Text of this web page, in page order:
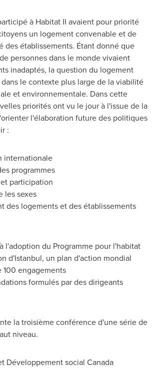
à Habitat II avaient pour priorité
un logement convenable et de
des établissements. Étant donné que
personnes dans le monde vivaient
inadaptés, la question du logement
le contexte plus large de la viabilité
et environnementale. Dans cette
priorités ont vu le jour à l'issue de la
l'élaboration future des politiques
:
internationale
programmes
participation
les sexes
des logements et des établissements
l'adoption du Programme pour l'habitat
d'Istanbul, un plan d'action mondial
engagements
formulés par des dirigeants
la troisième conférence d'une série de
niveau.
Développement social Canada